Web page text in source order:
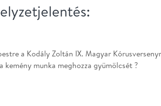
a Kodály Zoltán IX. Magyar
munka meghozza gyümölcsét ?